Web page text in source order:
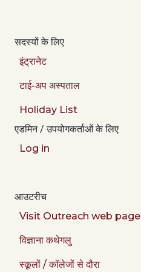
सदस्यों के लिए
इंट्रानेट
टाई-अप अस्पताल
Holiday List
एडमिन / उपयोगकर्ताओं के लिए
Log in
आउटरीच
Visit Outreach web page
विज्ञाना कथेगलु
स्कूलों / कॉलेजों से दौरा